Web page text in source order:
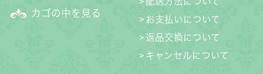
カゴの中を見る
お支払いについて
返品交換について
キャンセルについて